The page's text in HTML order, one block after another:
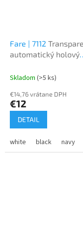
Fare | 7112
automatický holový
Skladom (>5 ks)
€14,76 vrátane DPH
€12
DETAIL
white black navy